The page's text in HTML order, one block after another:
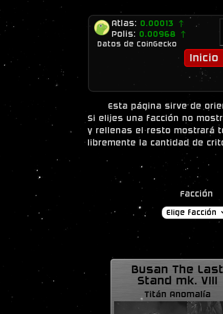
Atlas: 0.00013 ↑
Polis: 0.00968 ↑
Datos de CoinGecko
Inicio
Esta página sirve de
Si elijes una facción no
y rellenas el resto mostrará
libremente la cantidad de
Facción